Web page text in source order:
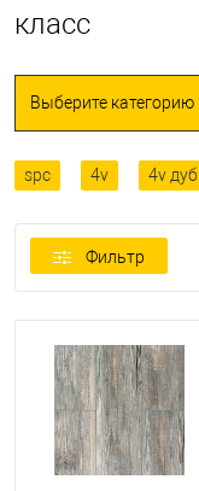
класс
Выберите категорию
spc 4v 4v дуб
Фильтр